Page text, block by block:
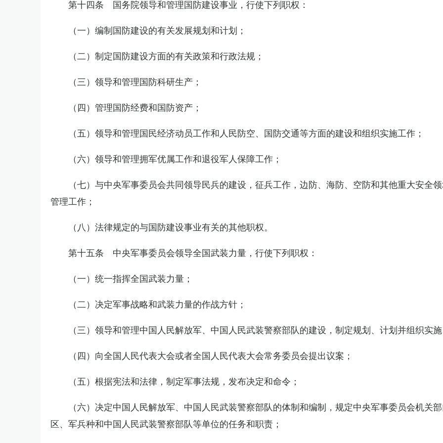
第十四条 国务院领导和管理国防建设事业，行使下列职权：
（一）编制国防建设的有关发展规划和计划；
（二）制定国防建设方面的有关政策和行政法规；
（三）领导和管理国防科研生产；
（四）管理国防经费和国防资产；
（五）领导和管理国民经济动员工作和人民防空、国防交通等方面的建设和组织实施工作；
（六）领导和管理拥军优属工作和退役军人保障工作；
（七）与中央军事委员会共同领导民兵的建设，征兵工作，边防、海防、空防和其他重大安全
管理工作；
（八）法律规定的与国防建设事业有关的其他职权。
第十五条 中央军事委员会领导全国武装力量，行使下列职权：
（一）统一指挥全国武装力量；
（二）决定军事战略和武装力量的作战方针；
（三）领导和管理中国人民解放军、中国人民武装警察部队的建设，制定规划、计划并组织实
（四）向全国人民代表大会或者全国人民代表大会常务委员会提出议案；
（五）根据宪法和法律，制定军事法规，发布决定和命令；
（六）决定中国人民解放军、中国人民武装警察部队的体制和编制，规定中央军事委员会机关
区、军兵种和中国人民武装警察部队等单位的任务和职责；